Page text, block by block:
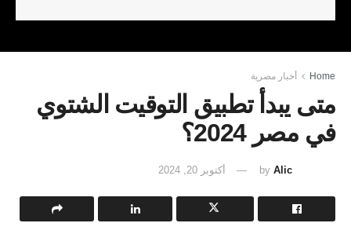
Home أخبار مصرية
متى يبدأ تطبيق التوقيت الشتوي
في مصر 2024؟
by Alic أكتوبر 20, 2024